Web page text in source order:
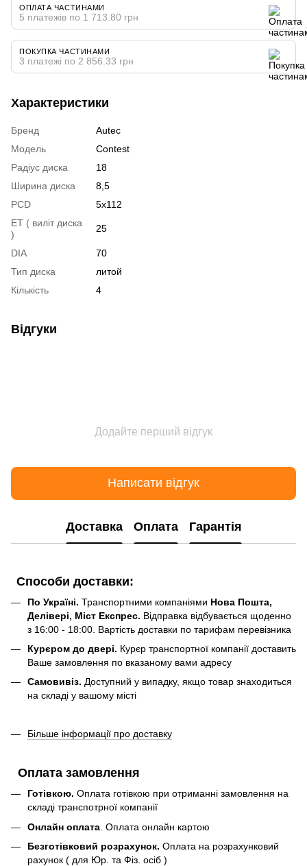
ОПЛАТА ЧАСТИНАМИ
5 платежів по 1 713.80 грн
ПОКУПКА ЧАСТИНАМИ
3 платежі по 2 856.33 грн
Характеристики
Бренд
Autec
Модель
Contest
Радіус диска
18
Ширина диска
8,5
PCD
5x112
ET ( виліт диска
)
25
DIA
70
Тип диска
литой
Кількість
4
Відгуки
Додайте перший відгук
Написати відгук
Доставка Оплата Гарантія
Способи доставки:
По Україні. Транспортними компаніями Нова Пошта,
Делівері, Міст Експрес. Відправка відбувається щоденно
з 16:00 - 18:00. Вартість доставки по тарифам перевізника
Курєром до двері. Курєр транспортної компанії доставить
Ваше замовлення по вказаному вами адресу
Самовивіз. Доступний у випадку, якщо товар знаходиться
на складі у вашому місті
Більше інформації про доставку
Оплата замовлення
Готівкою. Оплата готівкою при отриманні замовлення на
складі транспотрної компанії
Онлайн оплата . Оплата онлайн картою
Безготівковий розрахунок. Оплата на розрахунковий
рахунок ( для Юр. та Фіз. осіб )